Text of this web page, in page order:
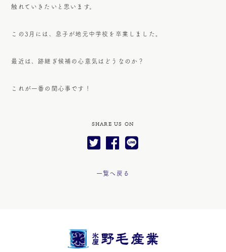
触れていきたいと思います。
この3月には、息子が地元中学校を卒業しました。
最近は、跡継ぎ候補の心意気はどうなのか？
これが一番の関心事です！
SHARE US ON
一覧へ戻る